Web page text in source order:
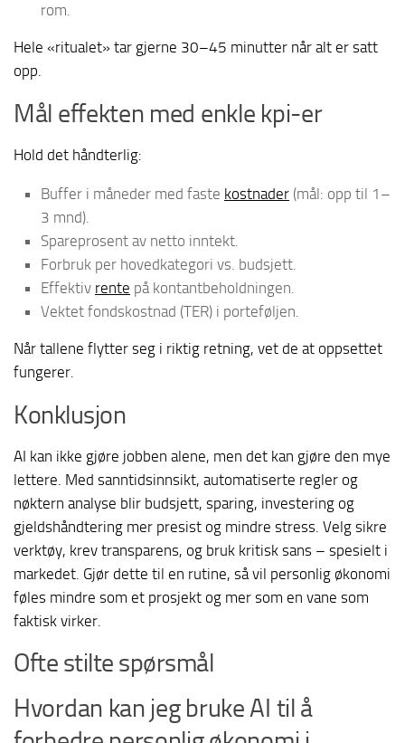
rom.
Hele «ritualet» tar gjerne 30–45 minutter når alt er satt
opp.
Mål effekten med enkle kpi-er
Hold det håndterlig:
Buffer i måneder med faste kostnader (mål: opp til 1–
3 mnd).
Spareprosent av netto inntekt.
Forbruk per hovedkategori vs. budsjett.
Effektiv rente på kontantbeholdningen.
Vektet fondskostnad (TER) i porteføljen.
Når tallene flytter seg i riktig retning, vet de at oppsettet
fungerer.
Konklusjon
AI kan ikke gjøre jobben alene, men det kan gjøre den mye
lettere. Med sanntidsinnsikt, automatiserte regler og
nøktern analyse blir budsjett, sparing, investering og
gjeldshåndtering mer presist og mindre stress. Velg sikre
verktøy, krev transparens, og bruk kritisk sans – spesielt i
markedet. Gjør dette til en rutine, så vil personlig økonomi
føles mindre som et prosjekt og mer som en vane som
faktisk virker.
Ofte stilte spørsmål
Hvordan kan jeg bruke AI til å